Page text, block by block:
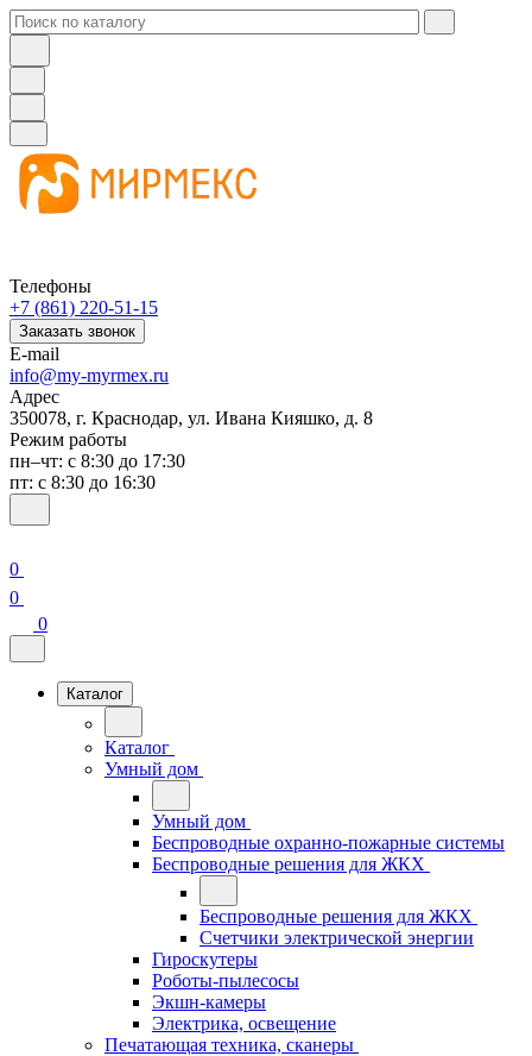
Телефоны
+7 (861) 220-51-15
Заказать звонок
E-mail
info@my-myrmex.ru
Адрес
350078, г. Краснодар, ул. Ивана Кияшко, д. 8
Режим работы
пн–чт: с 8:30 до 17:30
пт: с 8:30 до 16:30
0
0
0
Каталог
Каталог
Умный дом
Умный дом
Беспроводные охранно-пожарные системы
Беспроводные решения для ЖКХ
Беспроводные решения для ЖКХ
Счетчики электрической энергии
Гироскутеры
Роботы-пылесосы
Экшн-камеры
Электрика, освещение
Печатающая техника, сканеры